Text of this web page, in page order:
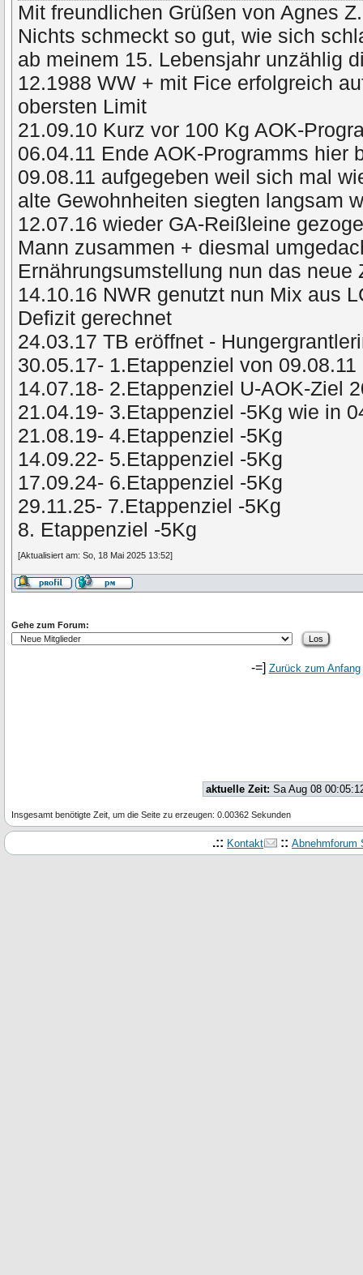
Mit freundlichen Grüßen von Agnes Z.
Nichts schmeckt so gut, wie sich
ab meinem 15. Lebensjahr unzählig
12.1988 WW + mit Fice erfolgreich
obersten Limit
21.09.10 Kurz vor 100 Kg AOK-
06.04.11 Ende AOK-Programms hier
09.08.11 aufgegeben weil sich mal
alte Gewohnheiten siegten langsam
12.07.16 wieder GA-Reißleine
Mann zusammen + diesmal
Ernährungsumstellung nun das neue
14.10.16 NWR genutzt nun Mix aus
Defizit gerechnet
24.03.17 TB eröffnet -
30.05.17- 1.Etappenziel von 09.08.11
14.07.18- 2.Etappenziel U-AOK-Ziel
21.04.19- 3.Etappenziel -5Kg wie in
21.08.19- 4.Etappenziel -5Kg
14.09.22- 5.Etappenziel -5Kg
17.09.24- 6.Etappenziel -5Kg
29.11.25- 7.Etappenziel -5Kg
8. Etappenziel -5Kg
[Aktualisiert am: So, 18 Mai 2025 13:52]
Gehe zum Forum:
-=] Zurück zum Anfang
aktuelle Zeit: Sa Aug 08
Insgesamt benötigte Zeit, um die Seite zu erzeugen: 0.00362 Sekunden
.:: Kontakt :: Abnehmforum